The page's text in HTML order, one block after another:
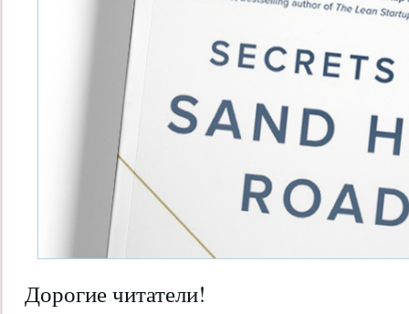
Дорогие читатели!